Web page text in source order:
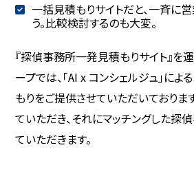
一括見積もりサイトだと、一斉に
う。比較検討するのも大変。
『探偵事務所一発見積もりサイト』を
ープでは、「AI x コンシェルジュ」によ
もりをご提供させていただいておりま
ていただき、それにマッチングした探
ていただきます。